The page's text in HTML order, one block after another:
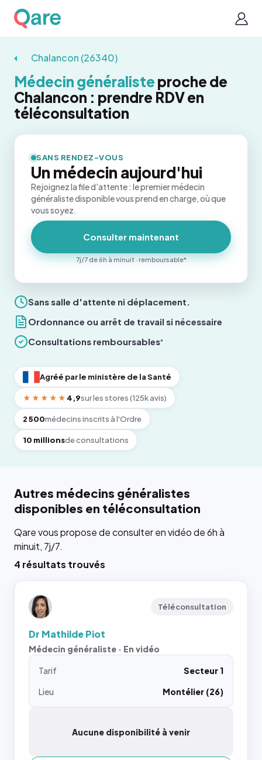
Chalancon (26340)
Médecin généraliste proche de
Chalancon : prendre RDV en
téléconsultation
Sans salle d'attente ni déplacement.
Ordonnance ou arrêt de travail si nécessaire
Consultations remboursables*
Agréé par le ministère de la Santé
★★★★★ 4,9sur les stores (125k avis)
2 500médecins inscrits à l'Ordre
10 millionsde consultations
SANS RENDEZ-VOUS
Un médecin aujourd'hui
Rejoignez la file d'attente : le premier médecin
généraliste disponible vous prend en charge, où que
vous soyez.
Consulter maintenant
7j/7 de 6h à minuit · remboursable*
Autres médecins généralistes
disponibles en téléconsultation
Qare vous propose de consulter en vidéo de 6h à
minuit, 7j/7.
4 résultats trouvés
Téléconsultation
Dr Mathilde Piot
Médecin généraliste · En vidéo
Tarif
Secteur 1
Lieu
Montélier (26)
Aucune disponibilité à venir